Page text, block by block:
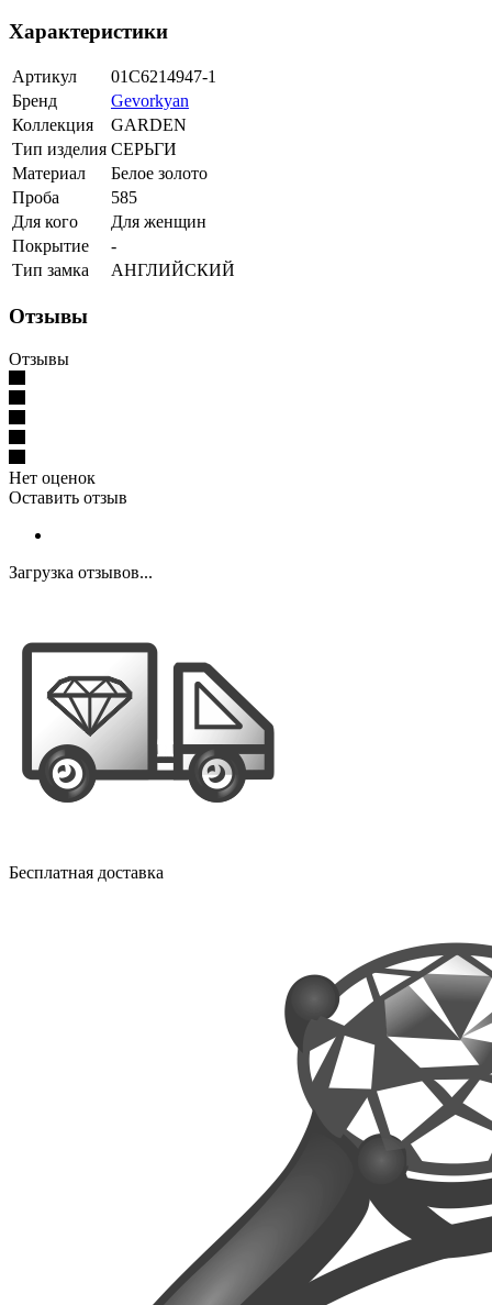
Характеристики
Артикул
01С6214947-1
Бренд
Gevorkyan
Коллекция
GARDEN
Тип изделия СЕРЬГИ
Материал
Белое золото
Проба
585
Для кого
Для женщин
Покрытие
-
Тип замка
АНГЛИЙСКИЙ
Отзывы
Отзывы
Нет оценок
Оставить отзыв
Загрузка отзывов...
Бесплатная доставка